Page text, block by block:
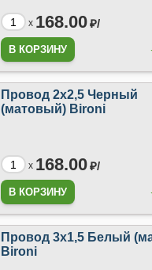
x 168.00₽/
Провод 2х2,5 Черный
(матовый) Bironi
x 168.00₽/
Провод 3х1,5 Белый
Bironi